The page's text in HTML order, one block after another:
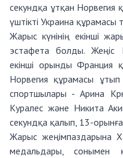
секундқа ұтқан Норвегия
үштікті Украина құрамасы
Жарыс күнінің екінші
эстафета болды. Жеңіс
екінші орынды Франция
Норвегия құрамасы
спортшылары - Арина
Куралес және Никита
секундқа қалып, 13-
Жарыс жеңімпаздарына
медальдары, сонымен